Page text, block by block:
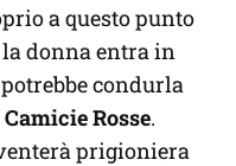
a questo punto
donna entra in
condurla
Camicie Rosse.
prigioniera